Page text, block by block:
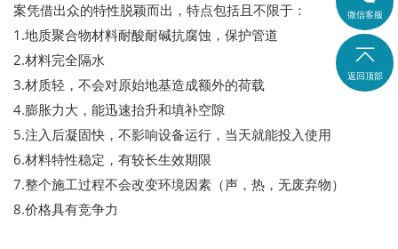
案凭借出众的特性脱颖而出，特点包括且不限于：
1.地质聚合物材料耐酸耐碱抗腐蚀，保护管道
2.材料完全隔水
3.材质轻，不会对原始地基造成额外的荷载
4.膨胀力大，能迅速抬升和填补空隙
5.注入后凝固快，不影响设备运行，当天就能投入使用
6.材料特性稳定，有较长生效期限
7.整个施工过程不会改变环境因素（声，热，无废弃物）
8.价格具有竞争力
微信客服

返回顶部